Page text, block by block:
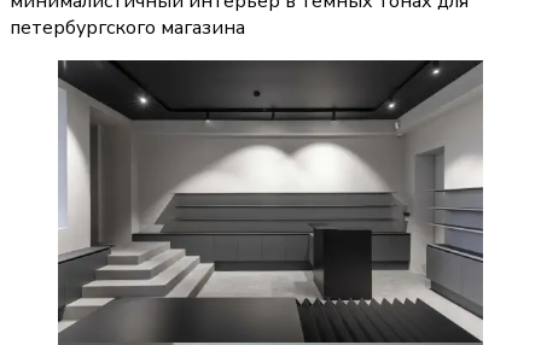
петербургского магазина